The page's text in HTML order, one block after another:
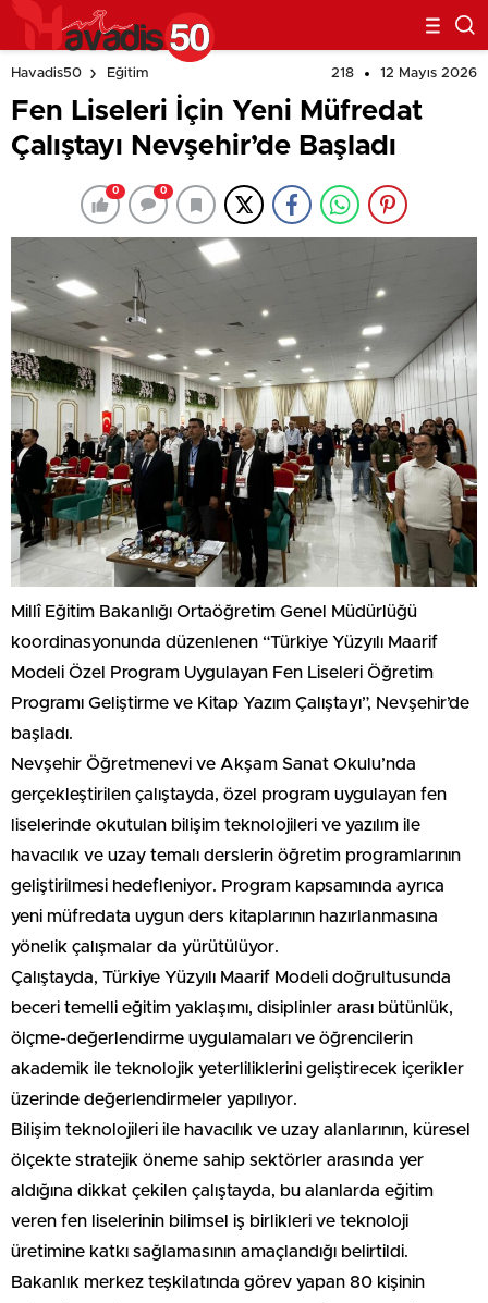
Havadis50 Eğitim 218 12 Mayıs 2026
Fen Liseleri İçin Yeni Müfredat
Çalıştayı Nevşehir’de Başladı
0 0
Millî Eğitim Bakanlığı Ortaöğretim Genel Müdürlüğü
koordinasyonunda düzenlenen “Türkiye Yüzyılı Maarif
Modeli Özel Program Uygulayan Fen Liseleri Öğretim
Programı Geliştirme ve Kitap Yazım Çalıştayı”, Nevşehir’de
başladı.
Nevşehir Öğretmenevi ve Akşam Sanat Okulu’nda
gerçekleştirilen çalıştayda, özel program uygulayan fen
liselerinde okutulan bilişim teknolojileri ve yazılım ile
havacılık ve uzay temalı derslerin öğretim programlarının
geliştirilmesi hedefleniyor. Program kapsamında ayrıca
yeni müfredata uygun ders kitaplarının hazırlanmasına
yönelik çalışmalar da yürütülüyor.
Çalıştayda, Türkiye Yüzyılı Maarif Modeli doğrultusunda
beceri temelli eğitim yaklaşımı, disiplinler arası bütünlük,
ölçme-değerlendirme uygulamaları ve öğrencilerin
akademik ile teknolojik yeterliliklerini geliştirecek içerikler
üzerinde değerlendirmeler yapılıyor.
Bilişim teknolojileri ile havacılık ve uzay alanlarının, küresel
ölçekte stratejik öneme sahip sektörler arasında yer
aldığına dikkat çekilen çalıştayda, bu alanlarda eğitim
veren fen liselerinin bilimsel iş birlikleri ve teknoloji
üretimine katkı sağlamasının amaçlandığı belirtildi.
Bakanlık merkez teşkilatında görev yapan 80 kişinin